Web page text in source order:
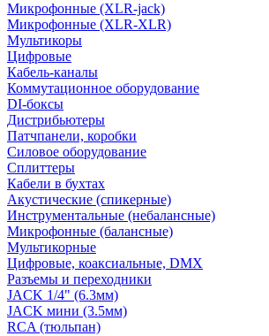
Микрофонные (XLR-jack)
Микрофонные (XLR-XLR)
Мультикоры
Цифровые
Кабель-каналы
Коммутационное оборудование
DI-боксы
Дистрибьютеры
Патчпанели, коробки
Силовое оборудование
Сплиттеры
Кабели в бухтах
Акустические (спикерные)
Инструментальные (небалансные)
Микрофонные (балансные)
Мультикорные
Цифровые, коаксиальные, DMX
Разъемы и переходники
JACK 1/4" (6.3мм)
JACK мини (3.5мм)
RCA (тюльпан)